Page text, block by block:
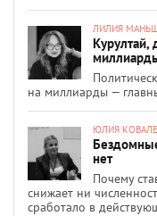
ЛИЛИЯ
на миллиарды —
ЮЛИЯ
нет
Почему
снижает ни
сработало в